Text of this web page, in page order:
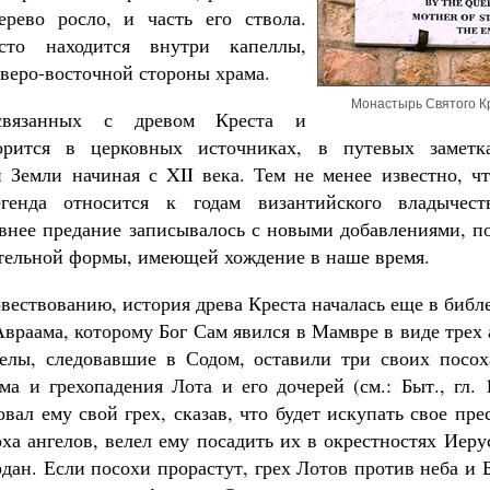
Монастырь Святого
росло, и часть его ствола.
находится внутри капеллы,
восточной стороны храма.
с древом Креста и
в церковных источниках, в путевых
Земли начиная с XII века. Тем не менее известно,
относится к годам византийского
предание записывалось с новыми добавлениями,
формы, имеющей хождение в наше время.
история древа Креста началась еще в
которому Бог Сам явился в Мамвре в виде
следовавшие в Содом, оставили три своих
и грехопадения Лота и его дочерей (см.: Быт., гл.
ему свой грех, сказав, что будет искупать свое
ангелов, велел ему посадить их в окрестностях
Если посохи прорастут, грех Лотов против неба и